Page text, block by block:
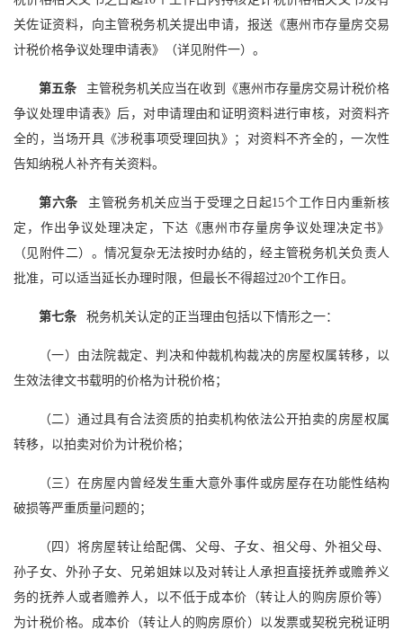
关佐证资料，向主管税务机关提出申请，报送《惠州市存量房交易
计税价格争议处理申请表》（详见附件一）。
第五条 主管税务机关应当在收到《惠州市存量房交易计税价格
争议处理申请表》后，对申请理由和证明资料进行审核，对资料齐
全的，当场开具《涉税事项受理回执》；对资料不齐全的，一次性
告知纳税人补齐有关资料。
第六条 主管税务机关应当于受理之日起15个工作日内重新核
定，作出争议处理决定，下达《惠州市存量房争议处理决定书》
（见附件二）。情况复杂无法按时办结的，经主管税务机关负责人
批准，可以适当延长办理时限，但最长不得超过20个工作日。
第七条 税务机关认定的正当理由包括以下情形之一：
（一）由法院裁定、判决和仲裁机构裁决的房屋权属转移，以
生效法律文书载明的价格为计税价格；
（二）通过具有合法资质的拍卖机构依法公开拍卖的房屋权属
转移，以拍卖对价为计税价格；
（三）在房屋内曾经发生重大意外事件或房屋存在功能性结构
破损等严重质量问题的；
（四）将房屋转让给配偶、父母、子女、祖父母、外祖父母、
孙子女、外孙子女、兄弟姐妹以及对转让人承担直接抚养或赡养义
务的抚养人或者赡养人，以不低于成本价（转让人的购房原价等）
为计税价格。成本价（转让人的购房原价）以发票或契税完税证明